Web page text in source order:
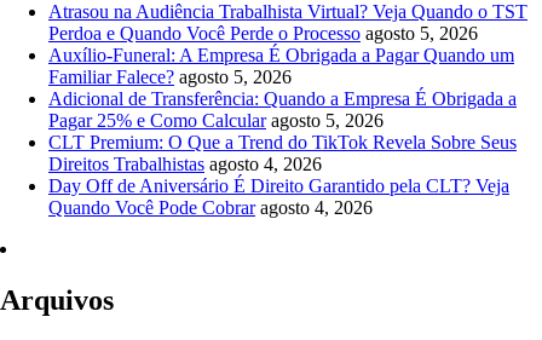
Atrasou na Audiência Trabalhista Virtual? Veja Quando o TST
Perdoa e Quando Você Perde o Processo agosto 5, 2026
Auxílio-Funeral: A Empresa É Obrigada a Pagar Quando um
Familiar Falece? agosto 5, 2026
Adicional de Transferência: Quando a Empresa É Obrigada a
Pagar 25% e Como Calcular agosto 5, 2026
CLT Premium: O Que a Trend do TikTok Revela Sobre Seus
Direitos Trabalhistas agosto 4, 2026
Day Off de Aniversário É Direito Garantido pela CLT? Veja
Quando Você Pode Cobrar agosto 4, 2026
Arquivos